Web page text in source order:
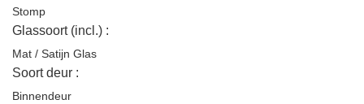
Stomp
Glassoort (incl.) :
Mat / Satijn Glas
Soort deur :
Binnendeur